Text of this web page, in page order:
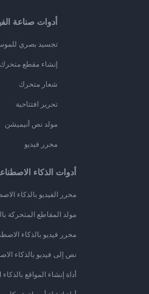
أدوات صناعة
تجسيد بصري
إنشاء مقطع متحرك
شعار متحرك
تحرير افتتاحية
مولد نص أنيميشن
محرر فيديو
أدوات الذكاء
محرر الفيديو بالذكاء
مولد المقاطع المتحركة
محرر فيديو بالذكاء
نص إلى فيديو بالذكاء
أداة إنشاء المواقع